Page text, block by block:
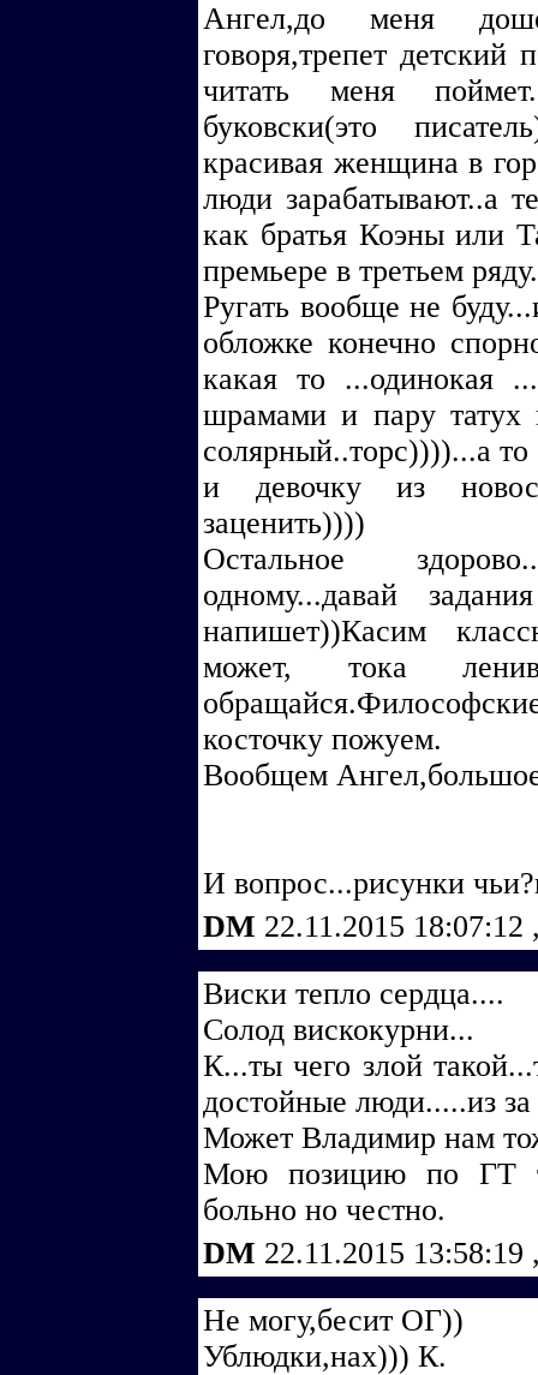
Ангел,до меня
говоря,трепет детский
читать меня
буковски(это
красивая женщина в
люди зарабатывают..а
как братья Коэны или
премьере в третьем ряду.
Ругать вообще не
обложке конечно
какая то ...одинокая
шрамами и пару татух
солярный..торс))))...а
и девочку из
заценить))))
Остальное
одному...давай
напишет))Касим
может, тока
косточку пожуем.
Вообщем
И вопрос...рисунки
DM 22.11.2015 18:07:12
Виски тепло сердца....
Солод вискокурни...
К...ты чего злой
достойные люди.....из
Может Владимир нам
Мою позицию по ГТ
больно но честно.
DM 22.11.2015 13:58:19
Не могу,бесит ОГ))
Ублюдки,нах))) К.